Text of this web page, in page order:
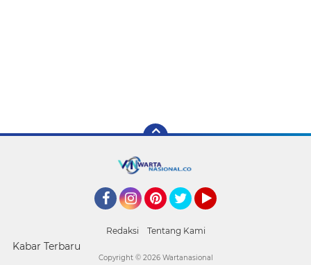
Redaksi Tentang Kami
Kabar Terbaru
Copyright © 2026 Wartanasional